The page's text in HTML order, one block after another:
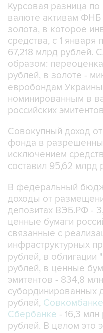
Курсовая разница
валюте активам ФНБ
золота, в которое
средства, с 1 января
67,218 млрд рублей.
образом:
рублей, в золоте -
евробондам
номинированным в
российских
Совокупный доход
фонда в
исключением
составил 95,62 млрд
В федеральный
доходы от
депозитах ВЭБ.РФ -
ценные бумаги
связанные с
инфраструктурных
рублей, в
рублей, в ценные
эмитентов - 834,8
субординированных
рублей, Совкомбанке
Сбербанке - 16,3
рублей. В целом это